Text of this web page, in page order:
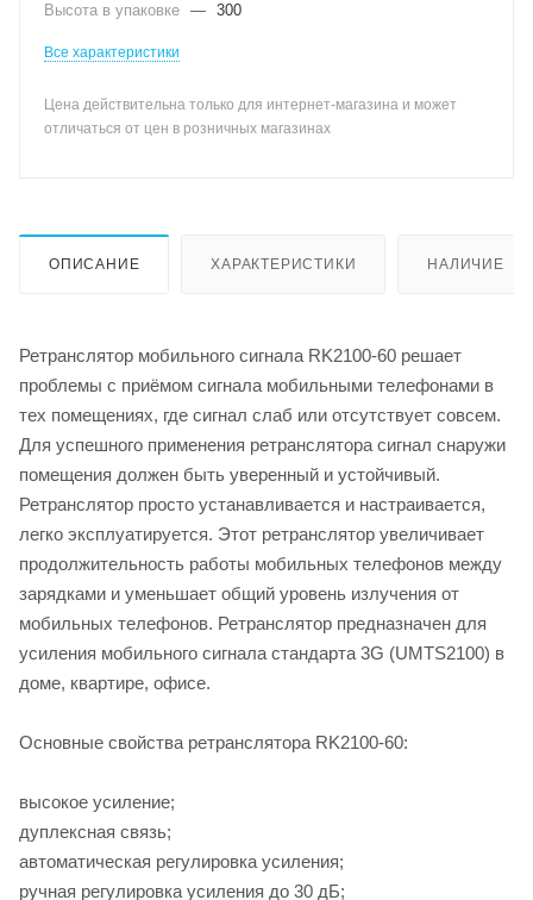
Высота в упаковке — 300
Все характеристики
Цена действительна только для интернет-магазина и может
отличаться от цен в розничных магазинах
ОПИСАНИЕ ХАРАКТЕРИСТИКИ НАЛИЧИЕ
Ретранслятор мобильного сигнала RK2100-60 решает
проблемы с приёмом сигнала мобильными телефонами в
тех помещениях, где сигнал слаб или отсутствует совсем.
Для успешного применения ретранслятора сигнал снаружи
помещения должен быть уверенный и устойчивый.
Ретранслятор просто устанавливается и настраивается,
легко эксплуатируется. Этот ретранслятор увеличивает
продолжительность работы мобильных телефонов между
зарядками и уменьшает общий уровень излучения от
мобильных телефонов. Ретранслятор предназначен для
усиления мобильного сигнала стандарта 3G (UMTS2100) в
доме, квартире, офисе.
Основные свойства ретранслятора RK2100-60:
высокое усиление;
дуплексная связь;
автоматическая регулировка усиления;
ручная регулировка усиления до 30 дБ;